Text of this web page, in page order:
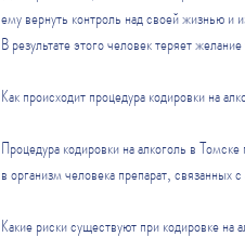
ему вернуть контроль над своей жизнью и
В результате этого человек теряет
Как происходит процедура кодировки на
Процедура кодировки на алкоголь в
в организм человека препарат, связанных
Какие риски существуют при кодировке на